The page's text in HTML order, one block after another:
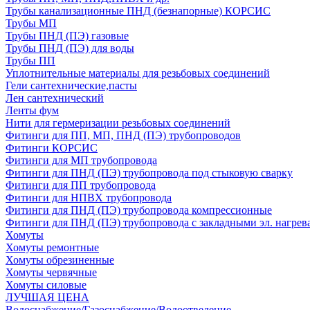
Трубы канализационные ПНД (безнапорные) КОРСИС
Трубы МП
Трубы ПНД (ПЭ) газовые
Трубы ПНД (ПЭ) для воды
Трубы ПП
Уплотнительные материалы для резьбовых соединений
Гели сантехнические,пасты
Лен сантехнический
Ленты фум
Нити для гермеризации резьбовых соединений
Фитинги для ПП, МП, ПНД (ПЭ) трубопроводов
Фитинги КОРСИС
Фитинги для МП трубопровода
Фитинги для ПНД (ПЭ) трубопровода под стыковую сварку
Фитинги для ПП трубопровода
Фитинги для НПВХ трубопровода
Фитинги для ПНД (ПЭ) трубопровода компрессионные
Фитинги для ПНД (ПЭ) трубопровода с закладными эл.
Хомуты
Хомуты ремонтные
Хомуты обрезиненные
Хомуты червячные
Хомуты силовые
ЛУЧШАЯ ЦЕНА